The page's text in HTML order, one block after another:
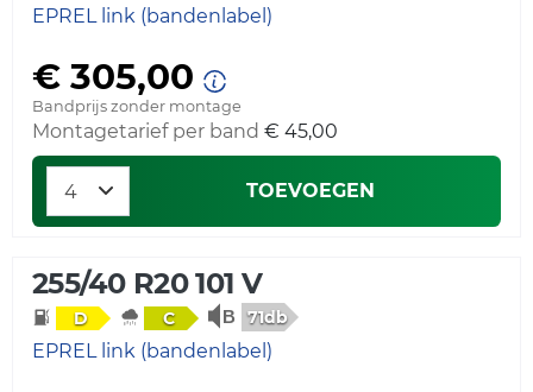
EPREL link (bandenlabel)
€ 305,00
Bandprijs zonder montage
Montagetarief per band € 45,00
TOEVOEGEN
255/40 R20 101 V
D C 71db
EPREL link (bandenlabel)